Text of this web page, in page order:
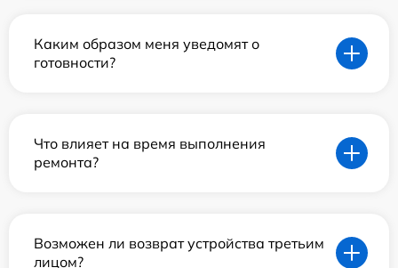
Каким образом меня уведомят о
готовности?
Что влияет на время выполнения
ремонта?
Возможен ли возврат устройства третьим
лицом?